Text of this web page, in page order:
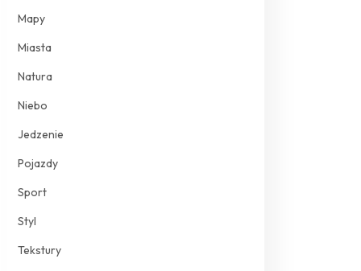
Mapy
Miasta
Natura
Niebo
Jedzenie
Pojazdy
Sport
Styl
Tekstury